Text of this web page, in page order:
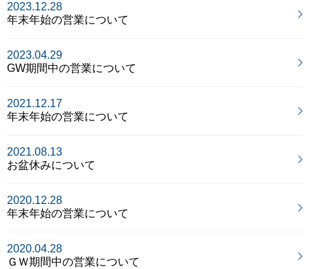
2023.12.28
年末年始の営業について
2023.04.29
GW期間中の営業について
2021.12.17
年末年始の営業について
2021.08.13
お盆休みについて
2020.12.28
年末年始の営業について
2020.04.28
ＧＷ期間中の営業について